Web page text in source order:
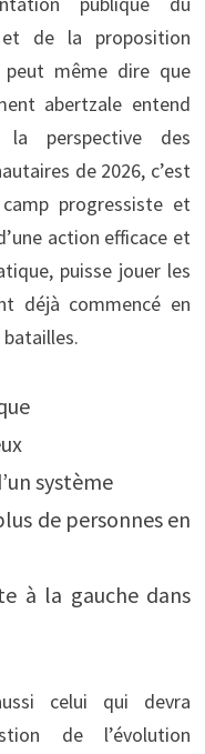
et de la proposition
peut même dire que
abertzale entend
la perspective des
de 2026, c’est
progressiste et
action efficace et
puisse jouer les
déjà commencé en
système
de personnes en
à la gauche dans
celui qui devra
de l’évolution